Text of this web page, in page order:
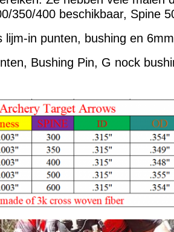
350/400 beschikbaar, Spine
in punten, bushing en
Bushing Pin, G nock